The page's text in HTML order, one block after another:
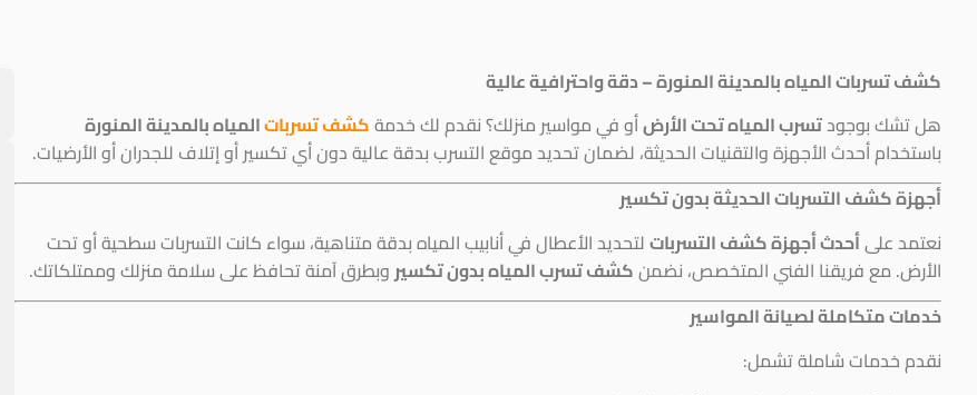
كشف تسربات المياه بالمدينة المنورة – دقة واحترافية عالية
هل تشك بوجودتسرب المياه تحت الأرضأو في مواسير منزلك؟ نقدم لك خدمةكشف تسرباتالمياه بالمدينة المنورة
باستخدام أحدث الأجهزة والتقنيات الحديثة، لضمان تحديد موقع التسرب بدقة عالية دون أي تكسير أو إتلاف للجدران أو الأرضيات.
أجهزة كشف التسربات الحديثة بدون تكسير
نعتمد علىأحدث أجهزة كشف التسرباتلتحديد الأعطال في أنابيب المياه بدقة متناهية، سواء كانت التسربات سطحية أو تحت
الأرض. مع فريقنا الفني المتخصص، نضمنكشف تسرب المياه بدون تكسير وبطرق آمنة تحافظ على سلامة منزلك وممتلكاتك.
خدمات متكاملة لصيانة المواسير
نقدم خدمات شاملة تشمل: